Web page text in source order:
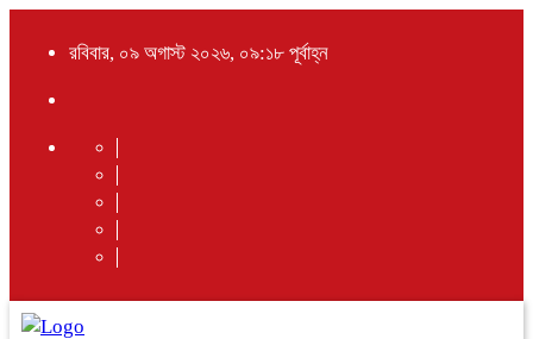
রবিবার, ০৯ অগাস্ট ২০২৬, ০৯:১৮ পূর্বাহ্ন